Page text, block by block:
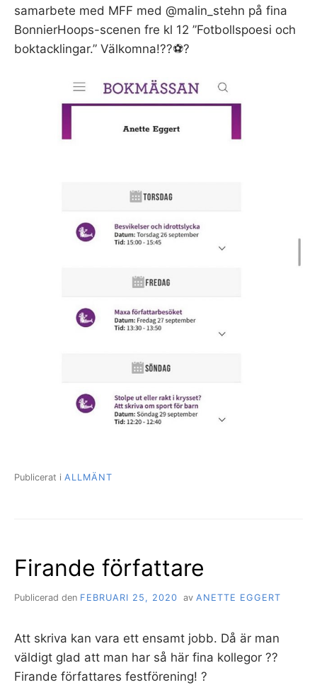
samarbete med MFF med @malin_stehn på fina
BonnierHoops-scenen fre kl 12 ”Fotbollspoesi och
boktacklingar.” Välkomna!??⚽️?
Publicerat i ALLMÄNT
Firande författare
Publicerad den FEBRUARI 25, 2020 av ANETTE EGGERT
Att skriva kan vara ett ensamt jobb. Då är man
väldigt glad att man har så här fina kollegor ??
Firande författares festförening! ?